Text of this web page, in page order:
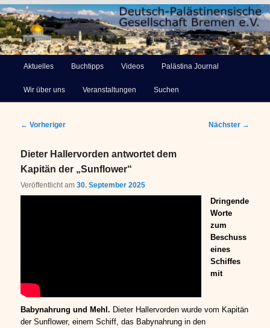
Deutsch-Palästinensische
Zum
primären
Aktuelles Buchtipps Videos Palästina Journal
Wir über uns Veranstaltungen Suchen
Beitragsnavigation
← Vorheriger Nächster →
Dieter Hallervorden antwortet dem
Kapitän der „Sunflower“
Veröffentlicht am30. September 2025
Dringende
Worte
zum
Beschuss
eines
Schiffes
mit
Babynahrung und Mehl. Dieter Hallervorden wurde vom Kapitän
der Sunflower, einem Schiff, das Babynahrung in den